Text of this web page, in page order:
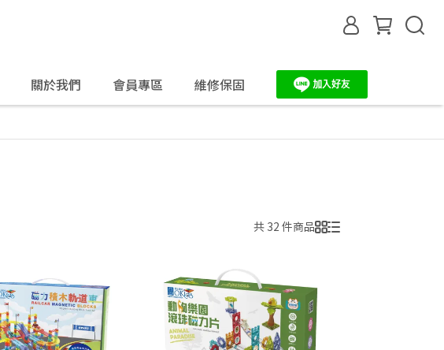
關於我們 會員專區 維修保固
共 32 件商品